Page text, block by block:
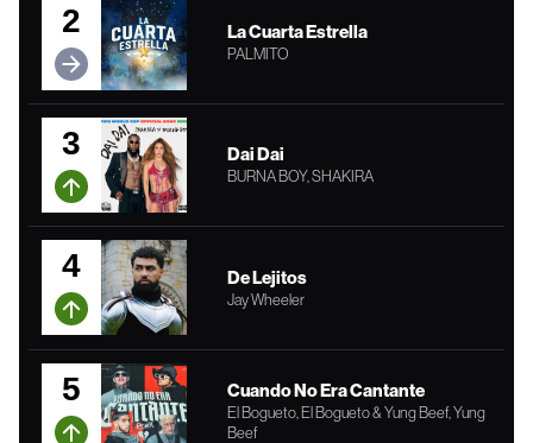
2 La Cuarta Estrella
PALMITO
3 Dai Dai
BURNA BOY, SHAKIRA
4 De Lejitos
Jay Wheeler
5 Cuando No Era Cantante
El Bogueto, El Bogueto & Yung Beef, Yung
Beef